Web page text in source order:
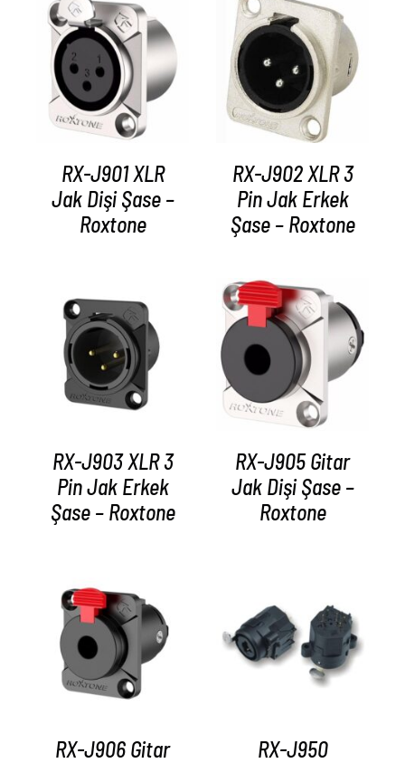
AYRINTILAR
RX-J901 XLR
Jak Dişi Şase –
Roxtone
AYRINTILAR
RX-J902 XLR 3
Pin Jak Erkek
Şase – Roxtone
AYRINTILAR
RX-J903 XLR 3
Pin Jak Erkek
Şase – Roxtone
AYRINTILAR
RX-J905 Gitar
Jak Dişi Şase –
Roxtone
AYRINTILAR
RX-J906 Gitar
AYRINTILAR
RX-J950